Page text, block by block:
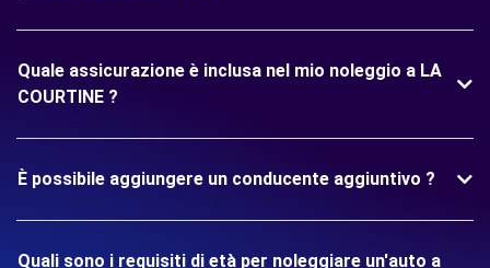
Quale assicurazione è inclusa nel mio noleggio a LA
COURTINE ?
È possibile aggiungere un conducente aggiuntivo ?
Quali sono i requisiti di età per noleggiare un'auto a